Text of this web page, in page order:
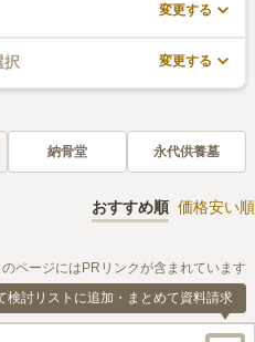
変更する
択 変更する
納骨堂 永代供養墓
おすすめ順 価格安い順
ページにはPRリンクが含まれています
検討リストに追加・まとめて資料請求